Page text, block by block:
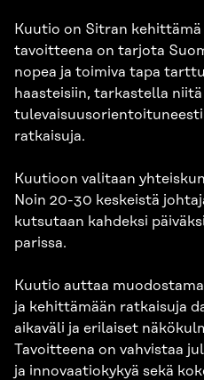
Kuutio on Sitran
tavoitteena on tarjota
nopea ja toimiva tapa
haasteisiin, tarkastella
ratkaisuja.
Kuutioon valitaan
Noin 20-30 keskeistä
kutsutaan kahdeksi
parissa.
Kuutio auttaa
ja kehittämään ratkaisuja
aikaväli ja erilaiset
Tavoitteena on vahvistaa
ja innovaatiokykyä sekä